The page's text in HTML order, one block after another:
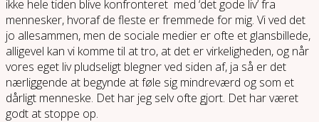
ikke hele tiden blive konfronteret med ‘det gode liv’ fra
mennesker, hvoraf de fleste er fremmede for mig. Vi ved det
jo allesammen, men de sociale medier er ofte et glansbillede,
alligevel kan vi komme til at tro, at det er virkeligheden, og når
vores eget liv pludseligt blegner ved siden af, ja så er det
nærliggende at begynde at føle sig mindreværd og som et
dårligt menneske. Det har jeg selv ofte gjort. Det har været
godt at stoppe op.